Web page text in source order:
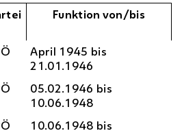
Funktion von/bis
April 1945 bis
21.01.1946
05.02.1946 bis
10.06.1948
10.06.1948 bis